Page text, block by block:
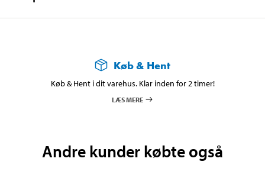
Køb & Hent
Køb & Hent i dit varehus. Klar inden for 2 timer!
LÆS MERE
Andre kunder købte også